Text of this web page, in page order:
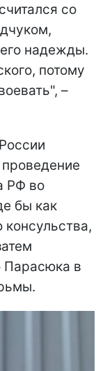
со
надежды.
потому
–
РФ во
бы как
консульства,
Парасюка в